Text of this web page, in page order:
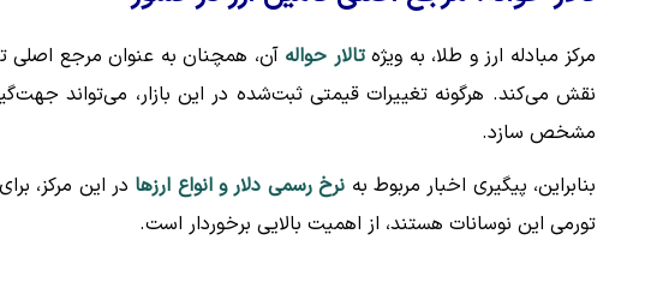
مرکز مبادله ارز و طلا، به ویژهتالار حواله آن، همچنان به عنوان مرجع اصلی
نقش می‌کند. هرگونه تغییرات قیمتی ثبت‌شده در این بازار، می‌تواند
مشخص سازد.
بنابراین، پیگیری اخبار مربوط به نرخ رسمی دلار و انواع ارزها در این مرکز،
تورمی این نوسانات هستند، از اهمیت بالایی برخوردار است.